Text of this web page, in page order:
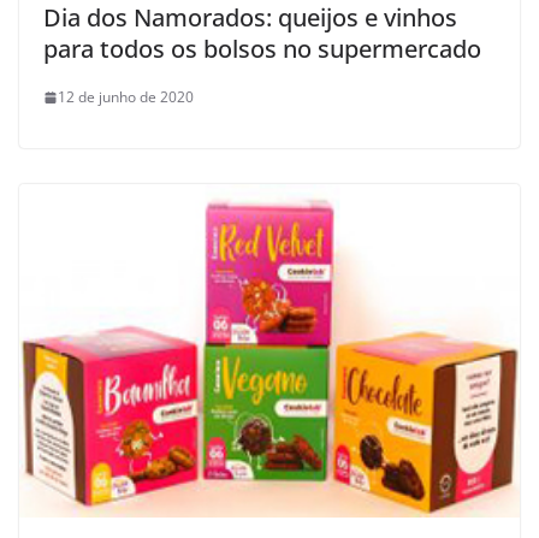
Dia dos Namorados: queijos e vinhos
para todos os bolsos no supermercado
12 de junho de 2020